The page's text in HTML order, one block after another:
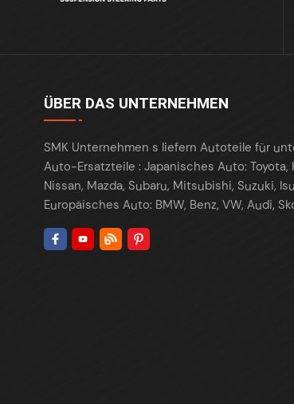
ÜBER DAS UNTERNEHMEN
SMK Unternehmen s liefern Autoteile für
Auto-Ersatzteile : Japanisches Auto: Toyota,
Nissan, Mazda, Subaru, Mitsubishi, Suzuki,
Europäisches Auto: BMW, Benz, VW, Audi,
Opel, Land Rover ... Amerikanisches Auto: